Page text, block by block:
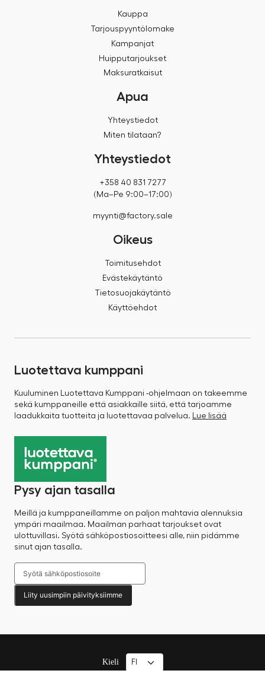
Kauppa
Tarjouspyyntölomake
Kampanjat
Huipputarjoukset
Maksuratkaisut
Apua
Yhteystiedot
Miten tilataan?
Yhteystiedot
+358 40 831 7277
(Ma–Pe 9:00–17:00)
myynti@factory.sale
Oikeus
Toimitusehdot
Evästekäytäntö
Tietosuojakäytäntö
Käyttöehdot
Luotettava kumppani
Kuuluminen Luotettava Kumppani -ohjelmaan on takeemme
sekä kumppaneille että asiakkaille siitä, että tarjoamme
laadukkaita tuotteita ja luotettavaa palvelua.
Lue lisää
Pysy ajan tasalla
Meillä ja kumppaneillamme on paljon mahtavia alennuksia
ympäri maailmaa. Maailman parhaat tarjoukset ovat
ulottuvillasi. Syötä sähköpostiosoitteesi alle, niin pidämme
sinut ajan tasalla.
Liity uusimpiin päivityksiimme
Kieli